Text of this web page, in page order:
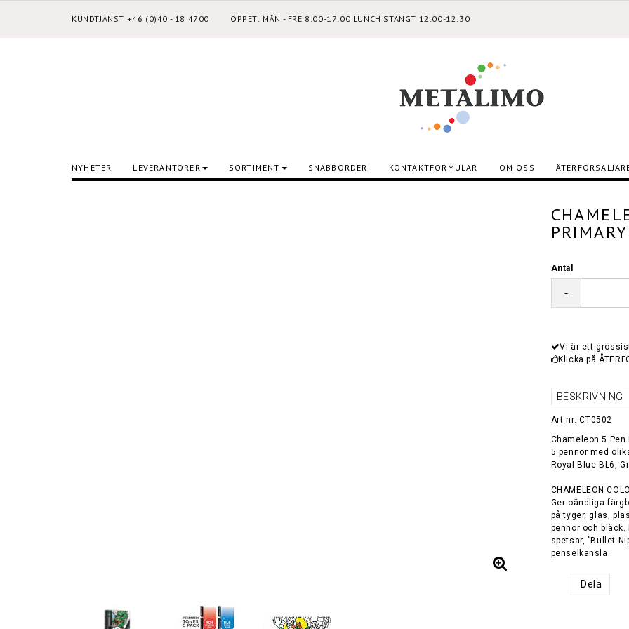
KUNDTJÄNST +46 (0)40 - 18 4700 ÖPPET: MÅN - FRE 8:00-17:00 LUNCH STÄNGT 12:00-12:30
NYHETER LEVERANTÖRER SORTIMENT SNABBORDER KONTAKTFORMULÄR OM OSS
Antal
-
Vi är ett
Klicka på
BESKRIVNING
Art.nr: CT0502
Chameleon 5
5 pennor med
Royal Blue BL6,
CHAMELEON
Ger oändliga
på tyger, glas,
pennor och
spetsar, ”Bullet
penselkänsla.
Dela